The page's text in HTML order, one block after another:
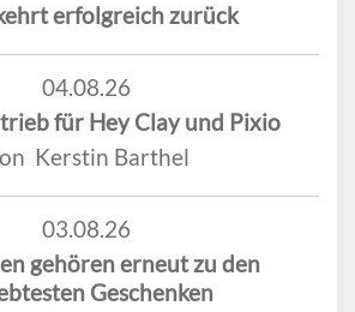
erfolgreich zurück
04.08.26
für Hey Clay und Pixio
Kerstin Barthel
03.08.26
gehören erneut zu den
Geschenken